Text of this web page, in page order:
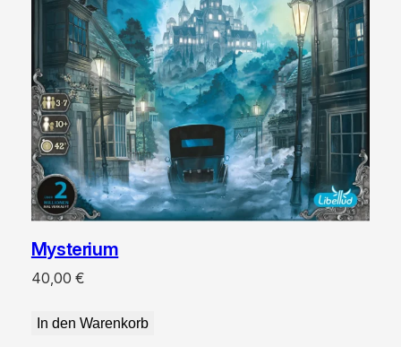
Mysterium
40,00 €
In den Warenkorb